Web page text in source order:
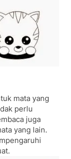
mata yang
perlu
juga
yang lain.